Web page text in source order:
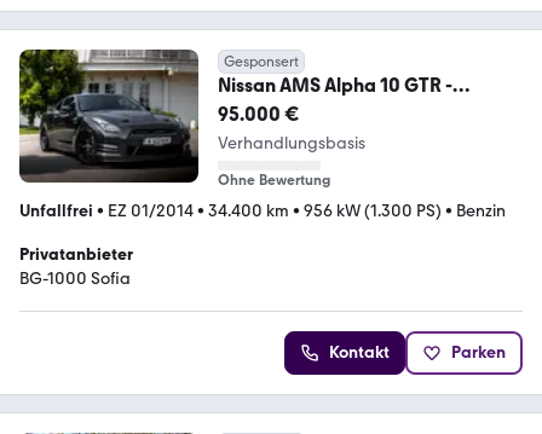
Gesponsert
Nissan AMS Alpha 10 GTR -
1300+HP
95.000 €
Verhandlungsbasis
Ohne Bewertung
Unfallfrei • EZ 01/2014• 34.400 km • 956 kW (1.300 PS) • Benzin
Privatanbieter
BG-1000 Sofia
Kontakt Parken